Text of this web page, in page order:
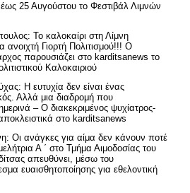
25 Αυγούστου το Φεστιβάλ Λιμνών
Το καλοκαίρι στη Λίμνη
ανοιχτή Γιορτή Πολιτισμού!!! Ο
παρουσιάζει στο karditsanews το
Καλοκαιριού
Η ευτυχία δεν είναι ένας
Αλλά μια διαδρομή που
– Ο διακεκριμένος ψυχίατρος-
στο karditsanews
Οι ανάγκες για αίμα δεν κάνουν ποτέ
Α ΄ στο Τμήμα Αιμοδοσίας του
απευθύνει, μέσω του
ευαισθητοποίησης για εθελοντική